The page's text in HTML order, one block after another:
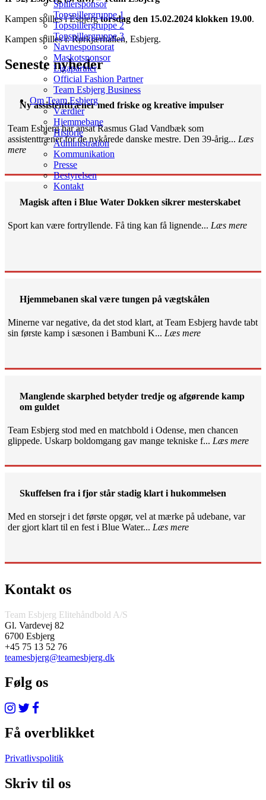
Spillersponsor
Topspillergruppe 1
Topspillergruppe 2
Topspillergruppe 3
Navnesponsorat
Maskotsponsor
Ligapartner
Official Fashion Partner
Team Esbjerg Business
Om Team Esbjerg
Værdier
Hjemmebane
Historie
Administration
Kommunikation
Presse
Bestyrelsen
Kontakt
Kampen spilles i Esbjergtorsdag den 15.02.2024 klokken 19.00.
Kampen spilles i: Rørkjærhallen, Esbjerg.
Seneste nyheder
Ny assistenttræner med friske og kreative impulser
Team Esbjerg har ansat Rasmus Glad Vandbæk som
assistenttræner for de nykårede danske mestre. Den 39-årig... Læs
mere
Magisk aften i Blue Water Dokken sikrer mesterskabet
Sport kan være fortryllende. Få ting kan få lignende... Læs mere
Hjemmebanen skal være tungen på vægtskålen
Minerne var negative, da det stod klart, at Team Esbjerg havde tabt
sin første kamp i sæsonen i Bambuni K... Læs mere
Manglende skarphed betyder tredje og afgørende kamp
om guldet
Team Esbjerg stod med en matchbold i Odense, men chancen
glippede. Uskarp boldomgang gav mange tekniske f... Læs mere
Skuffelsen fra i fjor står stadig klart i hukommelsen
Med en storsejr i det første opgør, vel at mærke på udebane, var
der gjort klart til en fest i Blue Water... Læs mere
Kontakt os
Team Esbjerg Elitehåndbold A/S
Gl. Vardevej 82
6700 Esbjerg
+45 75 13 52 76
teamesbjerg@teamesbjerg.dk
Følg os
Få overblikket
Privatlivspolitik
Skriv til os